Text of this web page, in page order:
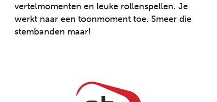
vertelmomenten en leuke rollenspellen. Je
werkt naar een toonmoment toe. Smeer die
stembanden maar!